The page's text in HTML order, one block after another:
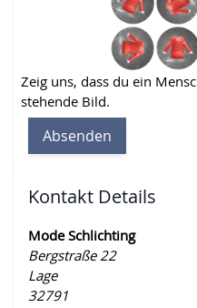
Zeig uns, dass du ein
stehende Bild.
Absenden
Kontakt Details
Mode Schlichting
Bergstraße 22
Lage
32791